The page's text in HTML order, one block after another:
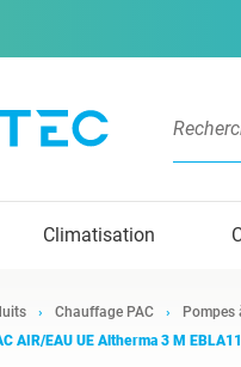
Climatisation
Chauffage PAC Pompes
AIR/EAU UE Altherma 3 M